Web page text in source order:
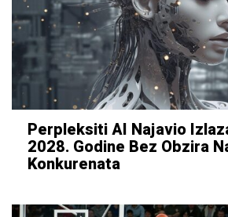
Perpleksiti AI Najavio
2028. Godine Bez Obzira
Konkurenata